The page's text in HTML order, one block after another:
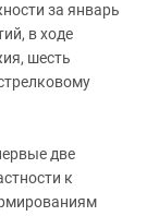
за январь
в ходе
шесть
две
к